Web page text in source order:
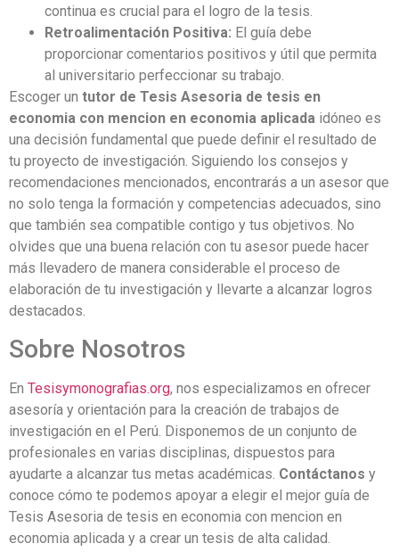
continua es crucial para el logro de la tesis.
Retroalimentación Positiva: El guía debe
proporcionar comentarios positivos y útil que permita
al universitario perfeccionar su trabajo.
Escoger un tutor de Tesis Asesoria de tesis en
economia con mencion en economia aplicada idóneo es
una decisión fundamental que puede definir el resultado de
tu proyecto de investigación. Siguiendo los consejos y
recomendaciones mencionados, encontrarás a un asesor que
no solo tenga la formación y competencias adecuados, sino
que también sea compatible contigo y tus objetivos. No
olvides que una buena relación con tu asesor puede hacer
más llevadero de manera considerable el proceso de
elaboración de tu investigación y llevarte a alcanzar logros
destacados.
Sobre Nosotros
En Tesisymonografias.org, nos especializamos en ofrecer
asesoría y orientación para la creación de trabajos de
investigación en el Perú. Disponemos de un conjunto de
profesionales en varias disciplinas, dispuestos para
ayudarte a alcanzar tus metas académicas. Contáctanos y
conoce cómo te podemos apoyar a elegir el mejor guía de
Tesis Asesoria de tesis en economia con mencion en
economia aplicada y a crear un tesis de alta calidad.